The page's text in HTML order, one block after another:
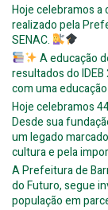
Hoje celebramos a
realizado pela
SENAC.
A educação
resultados do
com uma
Hoje celebramos
Desde sua
um legado
cultura e pela
A Prefeitura de
do Futuro, segue
população em